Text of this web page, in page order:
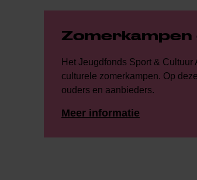
Zomerkampen
Het Jeugdfonds Sport &
culturele zomerkampen. Op
ouders en aanbieders.
Meer informatie